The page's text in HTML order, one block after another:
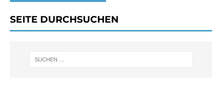
SEITE DURCHSUCHEN